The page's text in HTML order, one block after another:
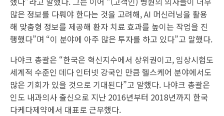
많은 정보를 다뤄야 한다는 것을 고려해, AI 머신러닝을 활용
해 맞춤형 정보를 제공해 환자 치료 효과를 높이는 작업을 진
행했다”며 “이 분야에 아주 많은 투자를 하고 있다”고 말했다.
나야크 총괄은 “한국은 혁신지수에서 상위권이고, 임상시험도
세계적 수준인 데다 인터넷 강국인 만큼 헬스케어 분야에서도
많은 기회가 있을 것으로 기대된다”고 말했다. 나야크 총괄은
인도 내과의사 출신으로 지난 2016년부터 2018년까지 한국
다케다제약에서 대표로 근무했다.